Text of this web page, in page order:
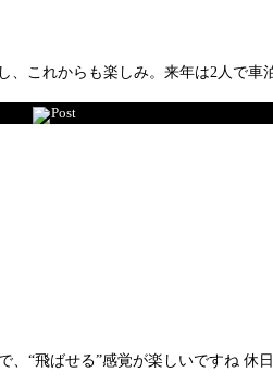
これからも楽しみ。来年は2人で
Post
“飛ばせる”感覚が楽しいですね 休